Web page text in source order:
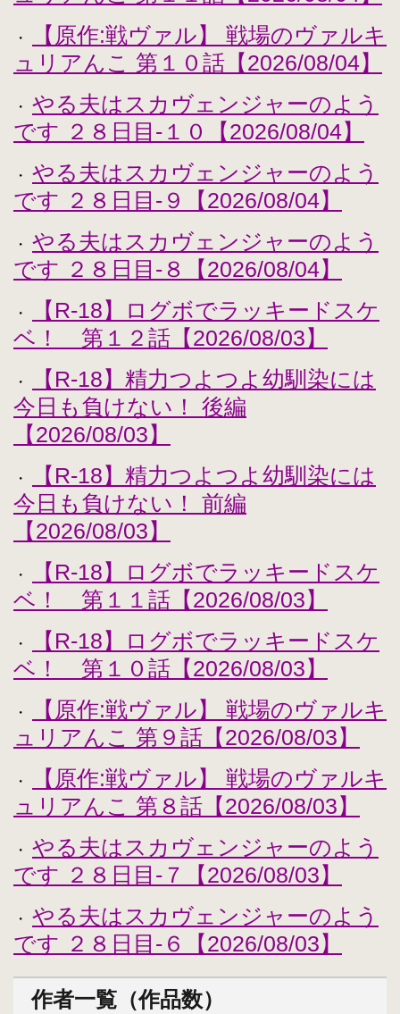
・
【原作:戦ヴァル】 戦場のヴァルキ
ュリアんこ 第１０話【2026/08/04】
・
やる夫はスカヴェンジャーのよう
です ２８日目-１０【2026/08/04】
・
やる夫はスカヴェンジャーのよう
です ２８日目-９【2026/08/04】
・
やる夫はスカヴェンジャーのよう
です ２８日目-８【2026/08/04】
・
【R-18】ログボでラッキードスケ
ベ！ 第１２話【2026/08/03】
・
【R-18】精力つよつよ幼馴染には
今日も負けない！ 後編
【2026/08/03】
・
【R-18】精力つよつよ幼馴染には
今日も負けない！ 前編
【2026/08/03】
・
【R-18】ログボでラッキードスケ
ベ！ 第１１話【2026/08/03】
・
【R-18】ログボでラッキードスケ
ベ！ 第１０話【2026/08/03】
・
【原作:戦ヴァル】 戦場のヴァルキ
ュリアんこ 第９話【2026/08/03】
・
【原作:戦ヴァル】 戦場のヴァルキ
ュリアんこ 第８話【2026/08/03】
・
やる夫はスカヴェンジャーのよう
です ２８日目-７【2026/08/03】
・
やる夫はスカヴェンジャーのよう
です ２８日目-６【2026/08/03】
作者一覧（作品数）